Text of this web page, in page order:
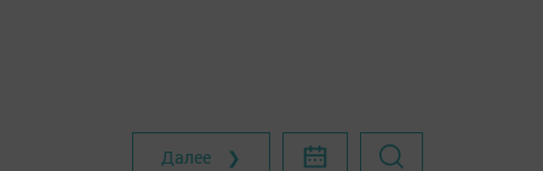
Далее ❯